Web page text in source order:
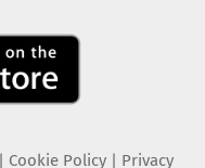
Cookie Policy| Privacy